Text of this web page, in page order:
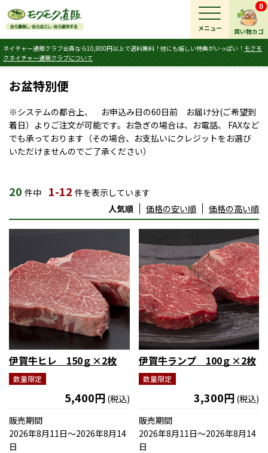
買い物カゴ
0
ネイチャー通販クラブ会員なら10,800円以上で送料無料！他にも嬉しい特典がいっぱい！ モクモ
クネイチャー通販クラブについて
メニュー
お盆特別便
※システムの都合上、 お申込み日の60日前 お届け分(ご希望到
着日）よりご注文が可能です。お急ぎの場合は、お電話、 FAXなど
でも承っております（その場合、お支払いにクレジットをお選び
いただけませんのでご了承ください）
20 件中 1-12 件を表示しています
人気順
価格の安い順 価格の高い順
伊賀牛ヒレ 150ｇ×2枚
数量限定
5,400円 (税込)
販売期間
2026年8月11日〜2026年8月14
日
伊賀牛ランプ 100ｇ×2枚
数量限定
3,300円 (税込)
販売期間
2026年8月11日〜2026年8月14
日